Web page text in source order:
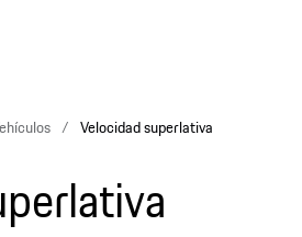
Velocidad superlativa